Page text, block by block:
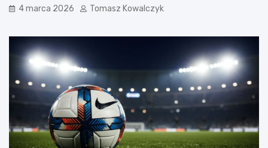
4 marca 2026 Tomasz Kowalczyk